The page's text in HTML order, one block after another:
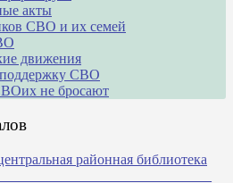
акты
СВО и их семей
движения
СВО
не бросают
районная библиотека